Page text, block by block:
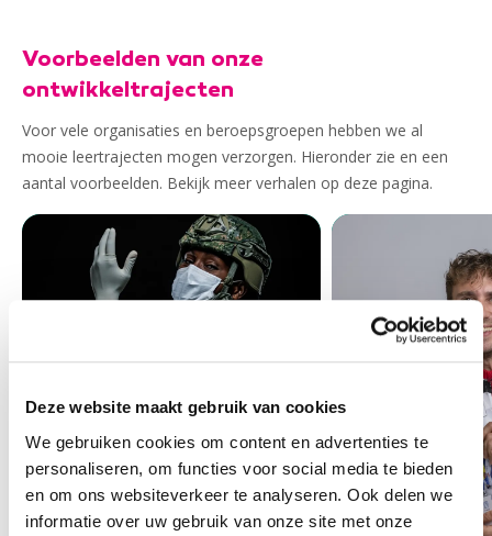
Deze website maakt gebruik van cookies
We gebruiken cookies om content en advertenties te
personaliseren, om functies voor social media te bieden
en om ons websiteverkeer te analyseren. Ook delen we
informatie over uw gebruik van onze site met onze
Voorbeelden van onze
ontwikkeltrajecten
Voor vele organisaties en beroepsgroepen hebben we al
mooie leertrajecten mogen verzorgen. Hieronder zie en een
aantal voorbeelden. Bekijk meer verhalen op deze pagina.